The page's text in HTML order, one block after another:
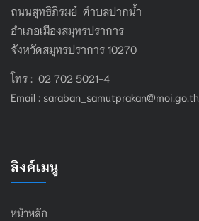
ถนนสุทธิภิรมย์ ตำบลปากน้ำ
อำเภอเมืองสมุทรปราการ
จังหวัดสมุทรปราการ 10270
โทร : 02 702 5021-4
Email : saraban_samutprakan@moi.go.th
ลิงค์เมนู
หน้าหลัก